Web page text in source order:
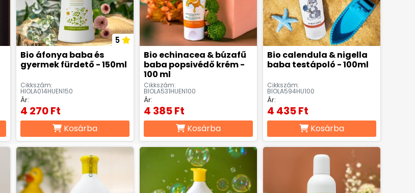
5
Bio áfonya baba és
gyermek fürdető - 150ml
Cikkszám:
HIOLA014HUEN150
Ár:
4 270 Ft
Kosárba
Bio echinacea & búzafű
baba popsivédő krém -
100 ml
Cikkszám:
BIOLA531HUEN100
Ár:
4 385 Ft
Kosárba
Bio calendula & nigella
baba testápoló - 100ml
Cikkszám:
BIOLA594HU100
Ár:
4 435 Ft
Kosárba